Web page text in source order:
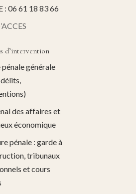
: 06 61 18 83 66
d’intervention
pénale générale
des affaires et
économique
pénale : garde à
tribunaux
et cours